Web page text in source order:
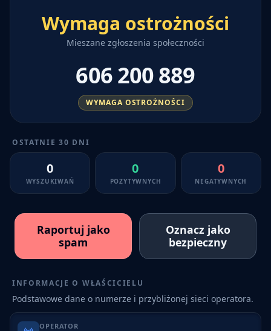
Wymaga ostrożności
Mieszane zgłoszenia społeczności
606 200 889
WYMAGA OSTROŻNOŚCI
OSTATNIE 30 DNI
0
WYSZUKIWAŃ
0
POZYTYWNYCH
0
NEGATYWNYCH
Raportuj jako
spam
Oznacz jako
bezpieczny
INFORMACJE O WŁAŚCICIELU
Podstawowe dane o numerze i przybliżonej sieci operatora.
OPERATOR